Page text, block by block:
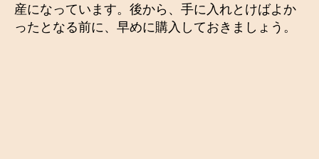
産になっています。後から、手に入れとけばよか
ったとなる前に、早めに購入しておきましょう。